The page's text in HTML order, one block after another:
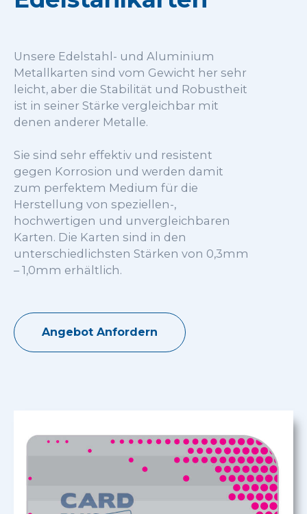
Unsere Edelstahl- und Aluminium
Metallkarten sind vom Gewicht her sehr
leicht, aber die Stabilität und Robustheit
ist in seiner Stärke vergleichbar mit
denen anderer Metalle.
Sie sind sehr effektiv und resistent
gegen Korrosion und werden damit
zum perfektem Medium für die
Herstellung von speziellen-,
hochwertigen und unvergleichbaren
Karten. Die Karten sind in den
unterschiedlichsten Stärken von 0,3mm
– 1,0mm erhältlich.
Angebot Anfordern